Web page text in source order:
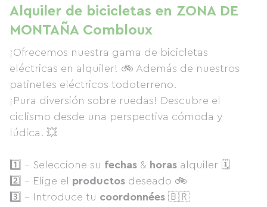
Alquiler de bicicletas en ZONA DE
MONTAÑA Combloux
¡Ofrecemos nuestra gama de bicicletas
eléctricas en alquiler! 🚲 Además de nuestros
patinetes eléctricos todoterreno.
¡Pura diversión sobre ruedas! Descubre el
ciclismo desde una perspectiva cómoda y
lúdica. 💥
1️⃣ - Seleccione su fechas & horas alquiler 🗓
2️⃣ - Elige el productos deseado 🚲
3️⃣ - Introduce tu coordonnées 🇧🇷